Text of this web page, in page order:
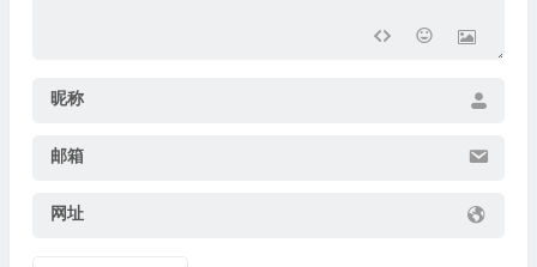
昵称
邮箱
网址